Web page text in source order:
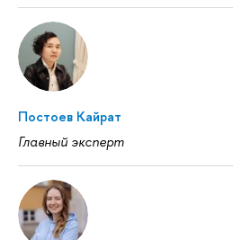
Постоев Кайрат
Главный эксперт